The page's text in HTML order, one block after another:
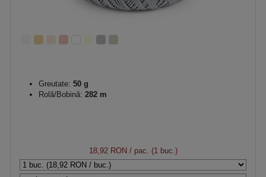
Greutate: 50 g
Rolă/Bobină: 282 m
18,92 RON/ pac. (1 buc.)